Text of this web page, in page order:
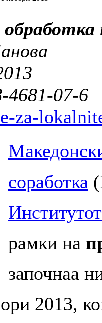
4681-07-6
za-
соработка
рамки на
започнаа
2013,